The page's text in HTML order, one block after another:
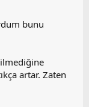
bunu
artar. Zaten